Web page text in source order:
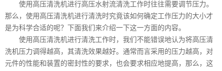
使用高压清洗机进行高压水射流清洗工作时往往需要调节压力。
那么，使用高压清洗机进行清洗时究竟该如何确定工作压力的大小才
是为科学合适的呢？下面我们来介绍一下这一方面的内容。
使用高压清洗机进行清洗工作时，我们不能错误地认为将高压清
洗机压力调得越高，其清洗效果越好。通常而言采用的压力越高，对
元件的性能和装置的密封性的要求，也会要求相应地提高，那么，这